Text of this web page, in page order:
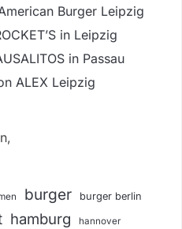
Burger Leipzig
in Leipzig
in Passau
ALEX Leipzig
n,
burger burger berlin
hamburg hannover